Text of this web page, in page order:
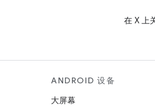
在 X 上
ANDROID 设备
大屏幕